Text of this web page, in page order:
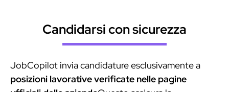
Candidarsi con sicurezza
JobCopilot invia candidature esclusivamente a
posizioni lavorative verificate nelle pagine